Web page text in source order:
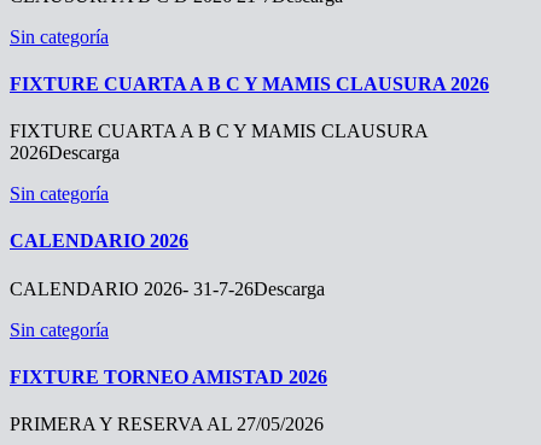
Sin categoría
FIXTURE CUARTA A B C Y MAMIS CLAUSURA 2026
FIXTURE CUARTA A B C Y MAMIS CLAUSURA
2026Descarga
Sin categoría
CALENDARIO 2026
CALENDARIO 2026- 31-7-26Descarga
Sin categoría
FIXTURE TORNEO AMISTAD 2026
PRIMERA Y RESERVA AL 27/05/2026